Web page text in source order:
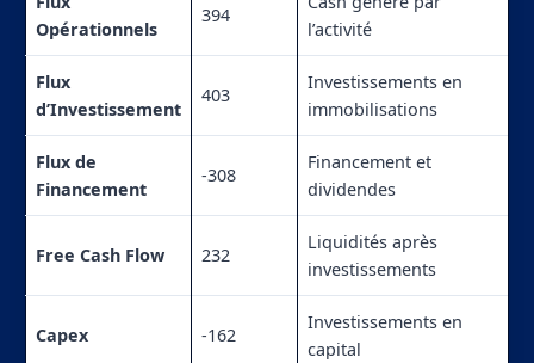
Opérationnels
394
l’activité
Flux
d’Investissement
403
Investissements en
immobilisations
Flux de
Financement
-308
Financement et
dividendes
Free Cash Flow 232
Liquidités après
investissements
Capex -162
Investissements en
capital